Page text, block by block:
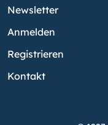
Newsletter
Anmelden
Registrieren
Kontakt